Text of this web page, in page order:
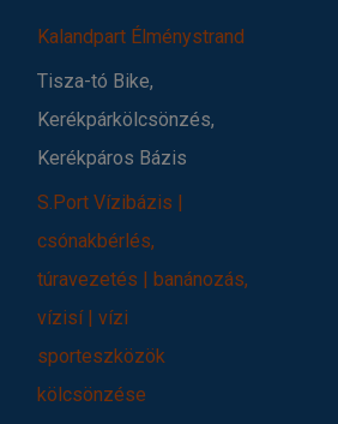
Kalandpart Élménystrand
Tisza-tó Bike,
Kerékpárkölcsönzés,
Kerékpáros Bázis
S.Port Vízibázis |
csónakbérlés,
túravezetés | banánozás,
vízisí | vízi
sporteszközök
kölcsönzése